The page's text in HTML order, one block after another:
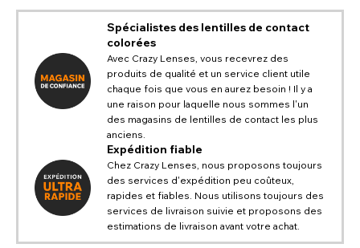
Spécialistes des lentilles de contact
colorées
Avec Crazy Lenses, vous recevrez des
produits de qualité et un service client utile
chaque fois que vous en aurez besoin ! Il y a
une raison pour laquelle nous sommes l'un
des magasins de lentilles de contact les plus
anciens.
Expédition fiable
Chez Crazy Lenses, nous proposons toujours
des services d'expédition peu coûteux,
rapides et fiables. Nous utilisons toujours des
services de livraison suivie et proposons des
estimations de livraison avant votre achat.
TITLE
Notes
Close
Action
CHANGER DE LIEU
Changez votre emplacement de navigation par défaut sur
notre site Web
USA - dollar des États-Unis
Europe - euro
Canada - dollar canadien
Australia - dollar australien
UK - livre sterling
Retourner Fermer
Veuillez choisir un pays de destination dans
ENVOYER
AIDE ET INFORMATIONS PAYPAL
Si PayPal affiche le message « Les commandes ne
peuvent pas être livrées dans ce pays », veuillez mettre à
jour votre adresse en complétant tous les champs
disponibles. Les anciennes adresses enregistrées sur
PayPal peuvent ne pas contenir d'informations
essentielles telles que le pays, ce qui provoque cette
erreur. La mise à jour de votre adresse vous permettra de
poursuivre votre acha